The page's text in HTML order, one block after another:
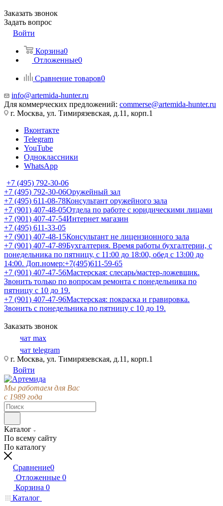
Заказать звонок
Задать вопрос
Войти
Корзина0
Отложенные0
Сравнение товаров0
info@artemida-hunter.ru
Для коммерческих предложений: commerse@artemida-hunter.ru
г. Москва, ул. Тимирязевская, д.11, корп.1
Вконтакте
Telegram
YouTube
Одноклассники
WhatsApp
+7 (495) 792-30-06
+7 (495) 792-30-06Оружейный зал
+7 (495) 611-08-78Консультант оружейного зала
+7 (901) 407-48-05Отдела по работе с юридическими лицами
+7 (901) 407-47-54Интернет магазин
+7 (495) 611-33-05
+7 (901) 407-48-15Консультант не лицензионного зала
+7 (901) 407-47-89Бухгалтерия. Время работы бухгалтерии, с
понедельника по пятницу, с 11:00 до 18:00, обед с 13:00 до
14:00. Доп.номер:+7(495)611-59-65
+7 (901) 407-47-56Мастерская: слесарь/мастер-ложевщик.
Звонить только по вопросам ремонта с понедельника по
пятницу с 10 до 19.
+7 (901) 407-47-96Мастерская: покраска и гравировка.
Звонить с понедельника по пятницу с 10 до 19.
Заказать звонок
чат max
чат telegram
г. Москва, ул. Тимирязевская, д.11, корп.1
Войти
Мы работаем для Вас
с 1989 года
Каталог
По всему сайту
По каталогу
Сравнение0
Отложенные 0
Корзина 0
Каталог